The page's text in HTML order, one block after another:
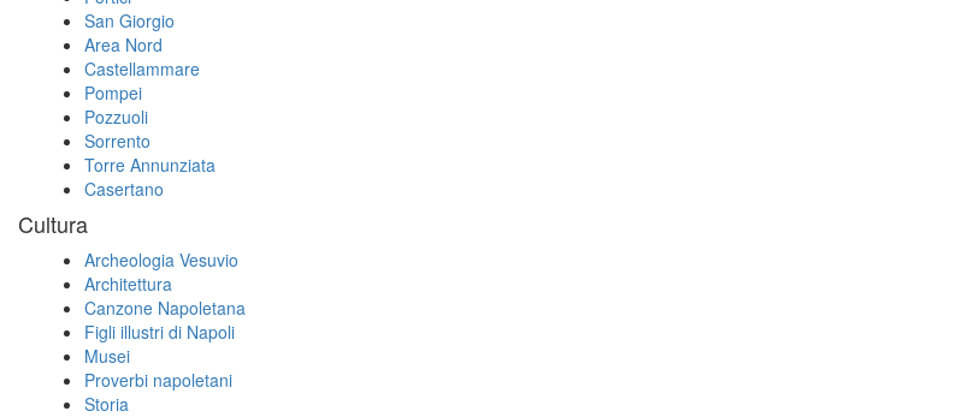
San Giorgio
Area Nord
Castellammare
Pompei
Pozzuoli
Sorrento
Torre Annunziata
Casertano
Cultura
Archeologia Vesuvio
Architettura
Canzone Napoletana
Figli illustri di Napoli
Musei
Proverbi napoletani
Storia